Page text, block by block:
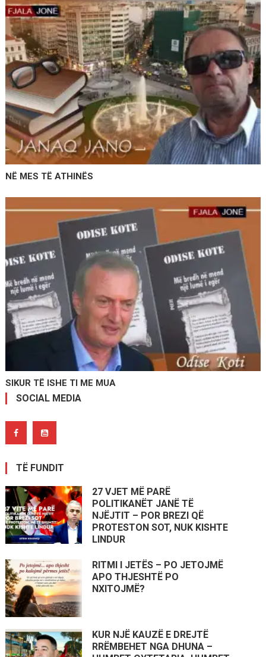
NË MES TË ATHINËS
SIKUR TË ISHE TI ME MUA
SOCIAL MEDIA
TË FUNDIT
27 VJET MË PARË
POLITIKANËT JANË TË
NJËJTIT – POR BREZI QË
PROTESTON SOT, NUK KISHTE
LINDUR
RITMI I JETËS – PO JETOJMË
APO THJESHTË PO
NXITOJMË?
KUR NJË KAUZË E DREJTË
RRËMBEHET NGA DHUNA –